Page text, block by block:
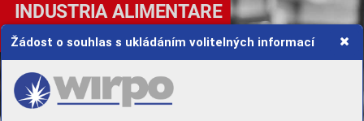
Žádost o souhlas s ukládáním volitelných informací
INDUSTRIA ALIMENTARE
FOOD INDUSTRY